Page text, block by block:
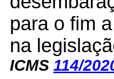
para o fim
na
ICMS 114/